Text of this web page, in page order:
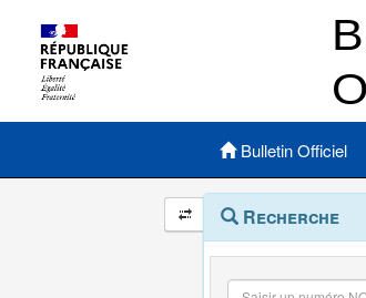
Menu principal
Bulletin Officiel
Navigation
et
outils
annexes
Menu
contextuel
Recherche